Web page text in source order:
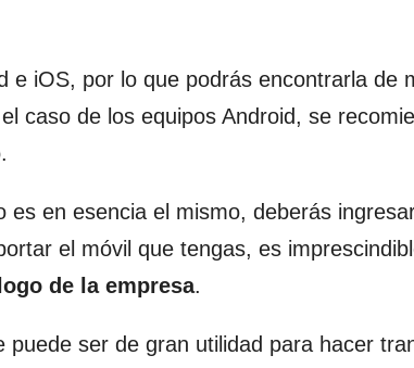
e iOS, por lo que podrás encontrarla de
caso de los equipos Android, se
es en esencia el mismo, deberás
el móvil que tengas, es
de la empresa.
puede ser de gran utilidad para hacer